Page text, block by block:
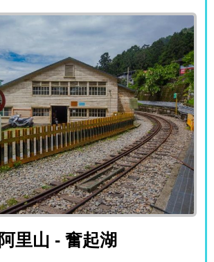
阿里山 - 奮起湖
阿里山 - 奮起湖